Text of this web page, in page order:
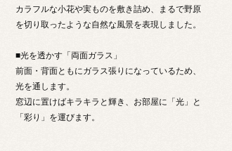
カラフルな小花や実ものを敷き詰め、まるで野原
を切り取ったような自然な風景を表現しました。
■光を透かす「両面ガラス」
前面・背面ともにガラス張りになっているため、
光を通します。
窓辺に置けばキラキラと輝き、お部屋に「光」と
「彩り」を運びます。